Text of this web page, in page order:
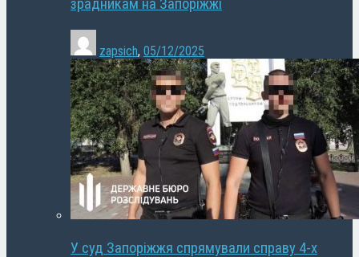
зрадникам на Запоріжжі
zapsich, 05/12/2025
У суд Запоріжжя спрямували справу 4-х